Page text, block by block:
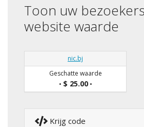
Toon uw
website waarde
nic.bj
Geschatte waarde
• $ 25.00•
Krijg code